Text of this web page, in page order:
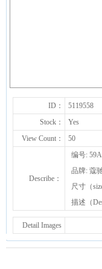
ID： 5119558
Stock：
Yes
View Count：
50
Describe：
编号:
品牌: 蔻
尺寸（
描述（
Detail Images